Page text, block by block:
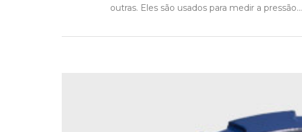
outras. Eles são usados para medir a pressão...